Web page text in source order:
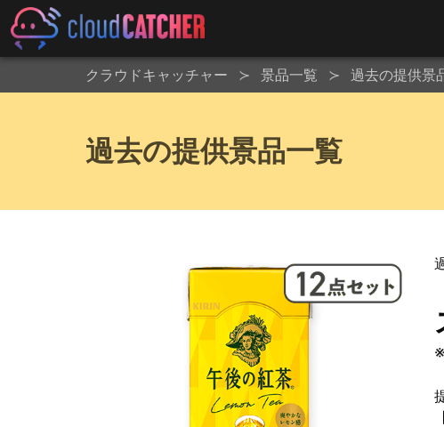
クラウドキャッチャー 景品一覧 過去の提供景
過去の提供景品一覧